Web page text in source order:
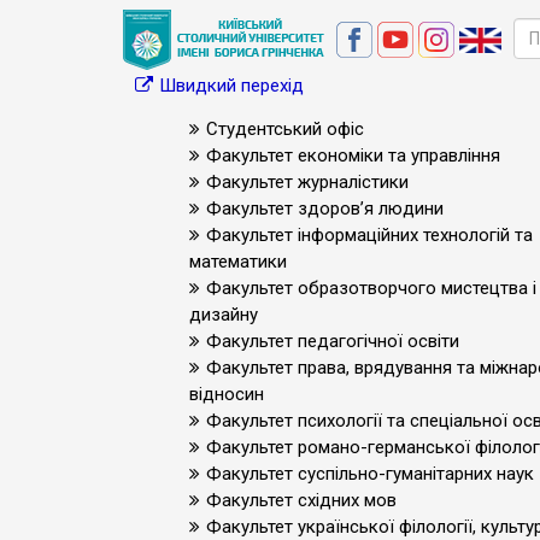
Швидкий перехід
Студентський офіс
Факультет економіки та управління
Факультет журналістики
Факультет здоров’я людини
Факультет інформаційних технологій та
математики
Факультет образотворчого мистецтва і
дизайну
Факультет педагогічної освіти
Факультет права, врядування та
відносин
Факультет психології та спеціальної
Факультет романо-германської
Факультет суспільно-гуманітарних наук
Факультет східних мов
Факультет української філології,